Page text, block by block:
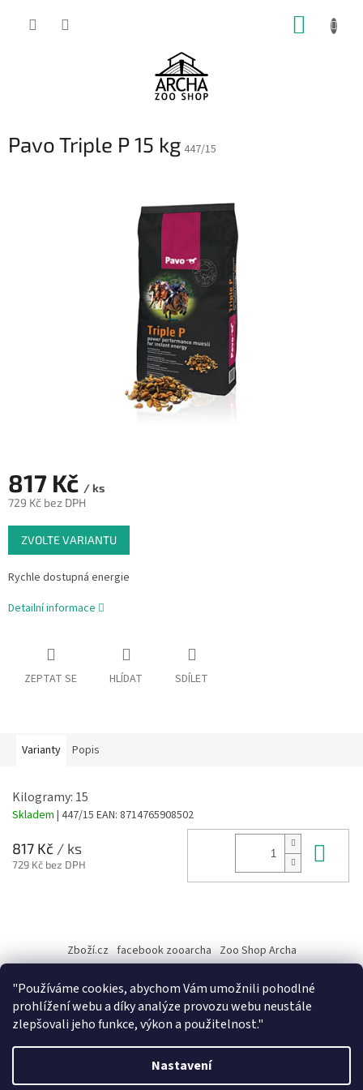
"Používáme cookies, abychom Vám umožnili pohodlné
prohlížení webu a díky analýze provozu webu neustále
zlepšovali jeho funkce, výkon a použitelnost."
Nastavení
Pavo Triple P 15 kg 447/15
817 Kč / ks
729 Kč bez DPH
Měrná
cena:
ZVOLTE VARIANTU
Rychle dostupná energie
Detailní informace
ZEPTAT SE HLÍDAT SDÍLET
Varianty Popis
Kilogramy: 15
Skladem | 447/15 EAN: 8714765908502
817 Kč / ks
729 Kč bez DPH
p
Zboží.cz facebook zooarcha Zoo Shop Archa
KRMIVA ENERGYS pro koně - GRANULE